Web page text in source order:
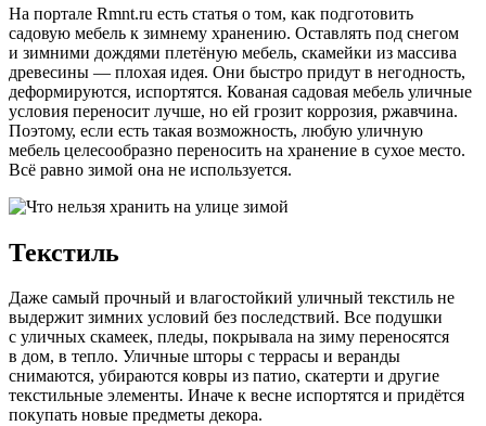
На портале Rmnt.ru есть статья о том, как подготовить
садовую мебель к зимнему хранению. Оставлять под снегом
и зимними дождями плетёную мебель, скамейки из массива
древесины — плохая идея. Они быстро придут в негодность,
деформируются, испортятся. Кованая садовая мебель уличные
условия переносит лучше, но ей грозит коррозия, ржавчина.
Поэтому, если есть такая возможность, любую уличную
мебель целесообразно переносить на хранение в сухое место.
Всё равно зимой она не используется.
Текстиль
Даже самый прочный и влагостойкий уличный текстиль не
выдержит зимних условий без последствий. Все подушки
с уличных скамеек, пледы, покрывала на зиму переносятся
в дом, в тепло. Уличные шторы с террасы и веранды
снимаются, убираются ковры из патио, скатерти и другие
текстильные элементы. Иначе к весне испортятся и придётся
покупать новые предметы декора.